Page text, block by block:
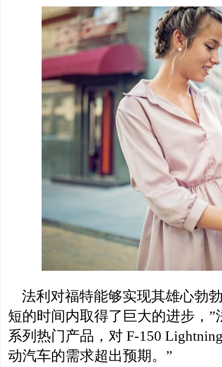
法利对福特能够实现其雄心勃
短的时间内取得了巨大的进步，
系列热门产品，对 F-150
动汽车的需求超出预期。”